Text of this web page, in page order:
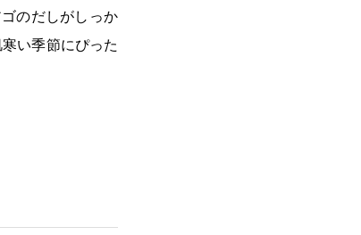
のだしがしっか
い季節にぴった